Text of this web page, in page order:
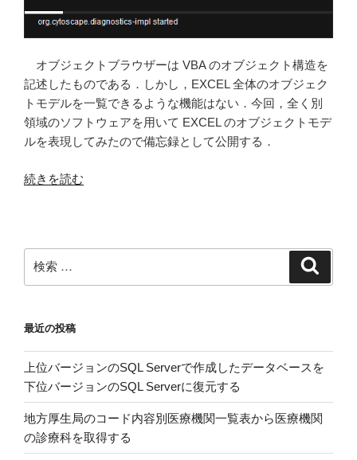
オブジェクトブラウザーは VBA のオブジェクト構造を
記述したものである．しかし，EXCEL 全体のオブジェク
トモデルを一覧できるような機能はない．今回，全く別
領域のソフトウェアを用いて EXCEL のオブジェクトモデ
ルを表現してみたので備忘録として公開する．
“Cytoscape
オ
ブ
ク
ト
モ
デ
ル
を
表
続きを読む
索:
最近の投稿
上位バージョンのSQL Serverで作成したデータベースを
下位バージョンのSQL Serverに復元する
地方厚生局のコード内容別医療機関一覧表から医療機関
の診療科を取得する